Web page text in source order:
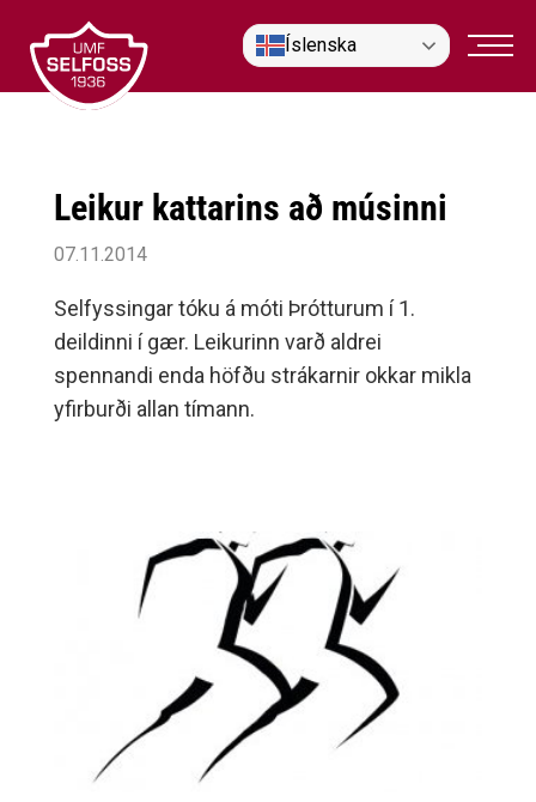
efni
Íslenska
Leikur kattarins að músinni
07.11.2014
Selfyssingar tóku á móti Þrótturum í 1.
deildinni í gær. Leikurinn varð aldrei
spennandi enda höfðu strákarnir okkar mikla
yfirburði allan tímann.